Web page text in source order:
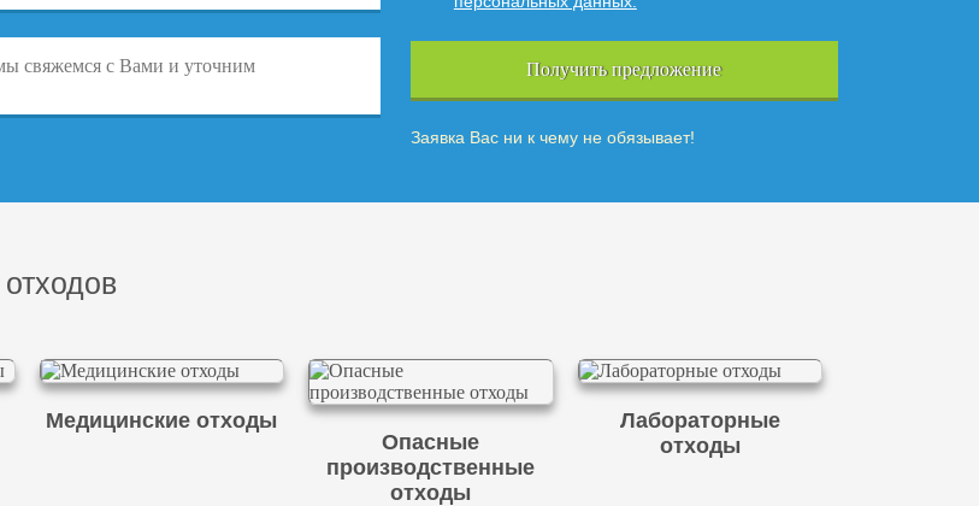
Получить предложение
Заявка Вас ни к чему не обязывает!
Медицинские отходы
Опасные
производственные
отходы
Лабораторные
отходы